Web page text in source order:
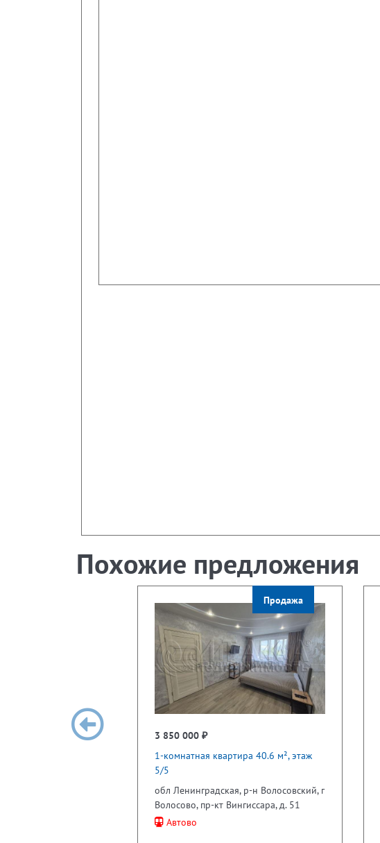
Похожие предложения
Продажа
3 850 000 ₽
1-комнатная квартира 40.6 м², этаж
5/5
обл Ленинградская, р-н Волосовский, г
Волосово, пр-кт Вингиссара, д. 51
Автово